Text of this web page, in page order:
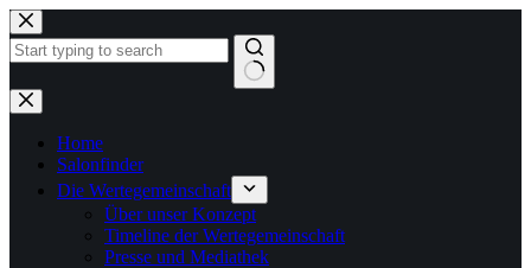
Zum
Inhalt
springen
Keine
Ergebnisse
Home
Salonfinder
Die Wertegemeinschaft
Über unser Konzept
Timeline der Wertegemeinschaft
Presse und Mediathek